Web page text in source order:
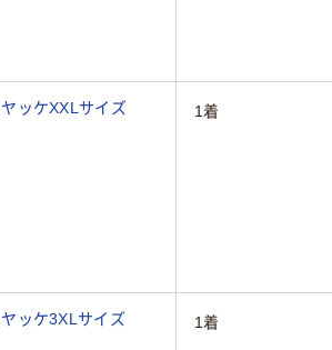
ッケXXLサイズ
1着
ッケ3XLサイズ
1着